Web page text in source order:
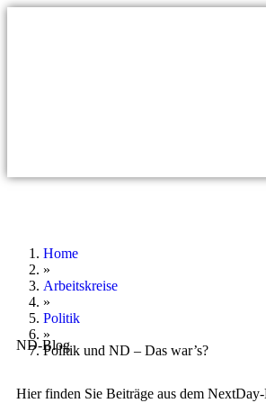
Home
»
Arbeitskreise
»
Politik
»
Politik und ND – Das war’s?
ND-Blog
Hier finden Sie Beiträge aus dem